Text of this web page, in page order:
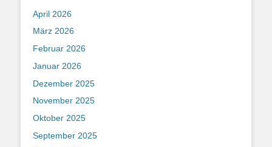
April 2026
März 2026
Februar 2026
Januar 2026
Dezember 2025
November 2025
Oktober 2025
September 2025